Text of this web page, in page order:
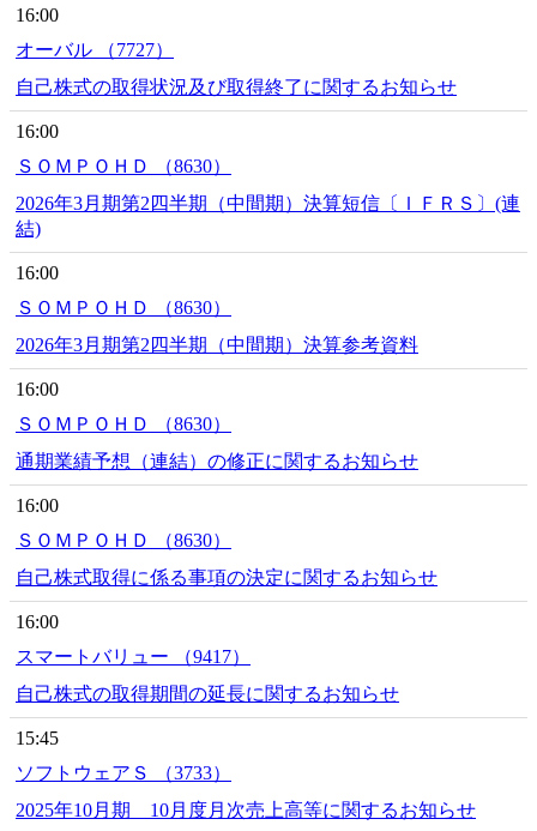
16:00
オーバル （7727）
自己株式の取得状況及び取得終了に関するお知らせ
16:00
ＳＯＭＰＯＨＤ （8630）
2026年3月期第2四半期（中間期）決算短信〔ＩＦＲＳ〕(連
結)
16:00
ＳＯＭＰＯＨＤ （8630）
2026年3月期第2四半期（中間期）決算参考資料
16:00
ＳＯＭＰＯＨＤ （8630）
通期業績予想（連結）の修正に関するお知らせ
16:00
ＳＯＭＰＯＨＤ （8630）
自己株式取得に係る事項の決定に関するお知らせ
16:00
スマートバリュー （9417）
自己株式の取得期間の延長に関するお知らせ
15:45
ソフトウェアＳ （3733）
2025年10月期 10月度月次売上高等に関するお知らせ